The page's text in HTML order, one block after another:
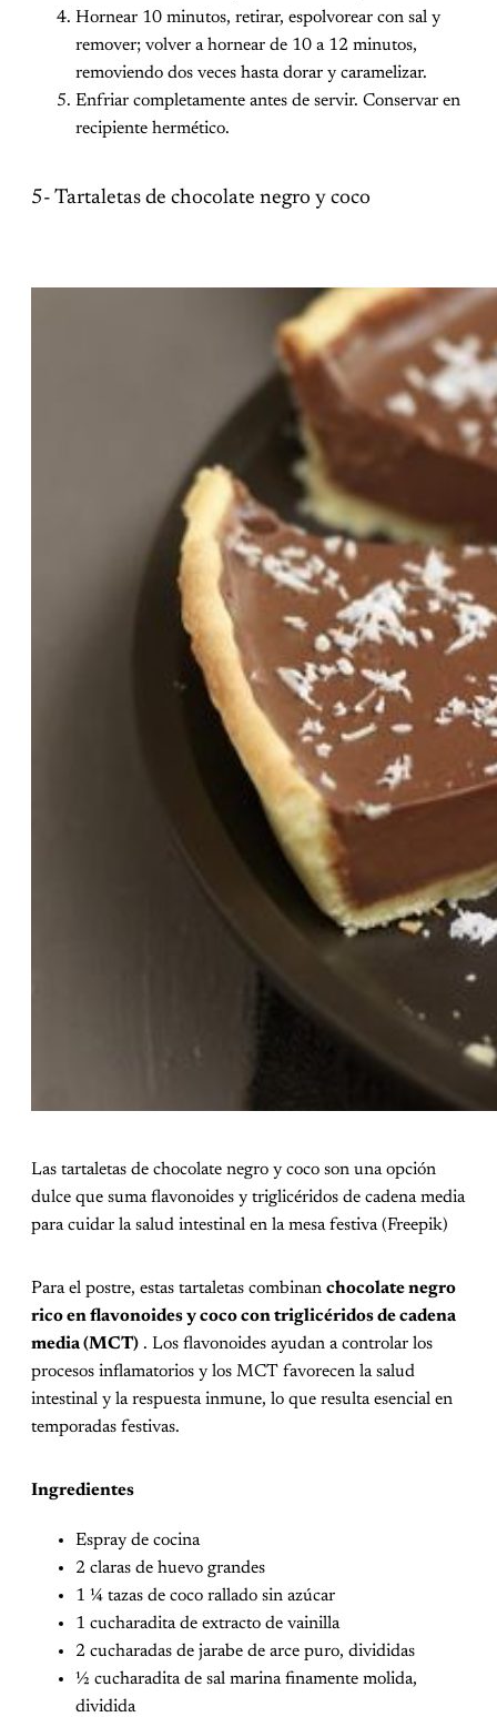
Hornear 10 minutos, retirar, espolvorear con sal y
remover; volver a hornear de 10 a 12 minutos,
removiendo dos veces hasta dorar y caramelizar.
Enfriar completamente antes de servir. Conservar en
recipiente hermético.
5- Tartaletas de chocolate negro y coco
Las tartaletas de chocolate negro y coco son una opción
dulce que suma flavonoides y triglicéridos de cadena media
para cuidar la salud intestinal en la mesa festiva (Freepik)
Para el postre, estas tartaletas combinan chocolate negro
rico en flavonoides y coco con triglicéridos de cadena
media (MCT) . Los flavonoides ayudan a controlar los
procesos inflamatorios y los MCT favorecen la salud
intestinal y la respuesta inmune, lo que resulta esencial en
temporadas festivas.
Ingredientes
Espray de cocina
2 claras de huevo grandes
1 ¼ tazas de coco rallado sin azúcar
1 cucharadita de extracto de vainilla
2 cucharadas de jarabe de arce puro, divididas
½ cucharadita de sal marina finamente molida,
dividida